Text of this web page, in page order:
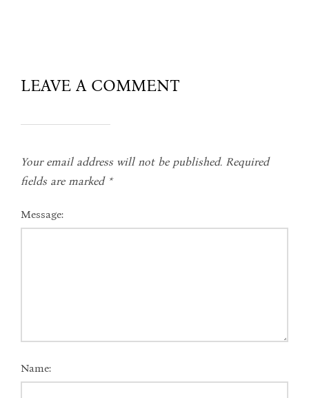
LEAVE A COMMENT
Your email address will not be published. Required
fields are marked *
Message:
Name: